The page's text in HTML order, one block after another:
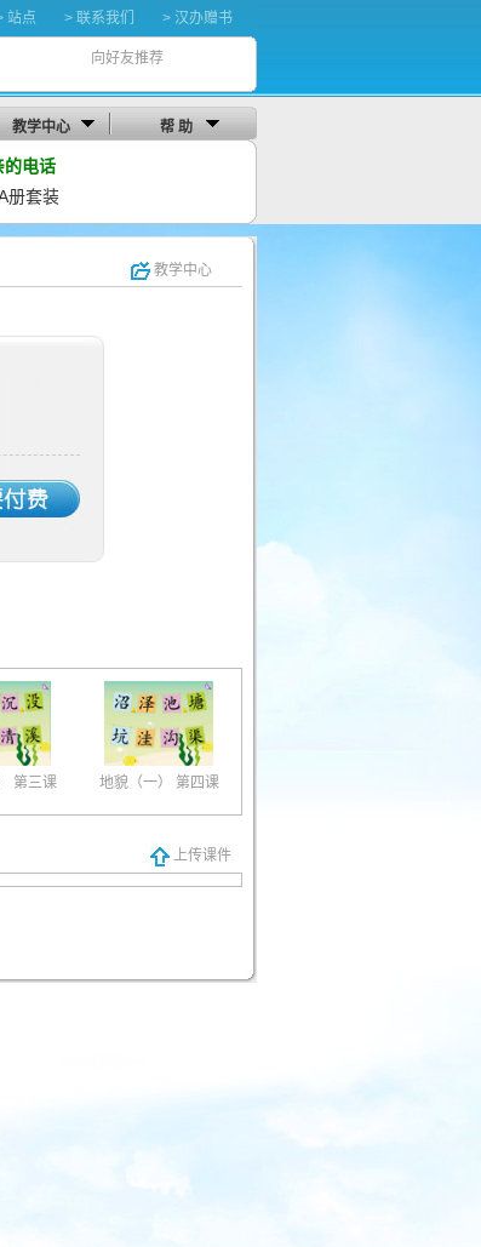
站点 > 联系我们 > 汉办赠书
向好友推荐
教学中心 帮 助
的电话
册套装
教学中心
第三课 地貌（一） 第四课
上传课件